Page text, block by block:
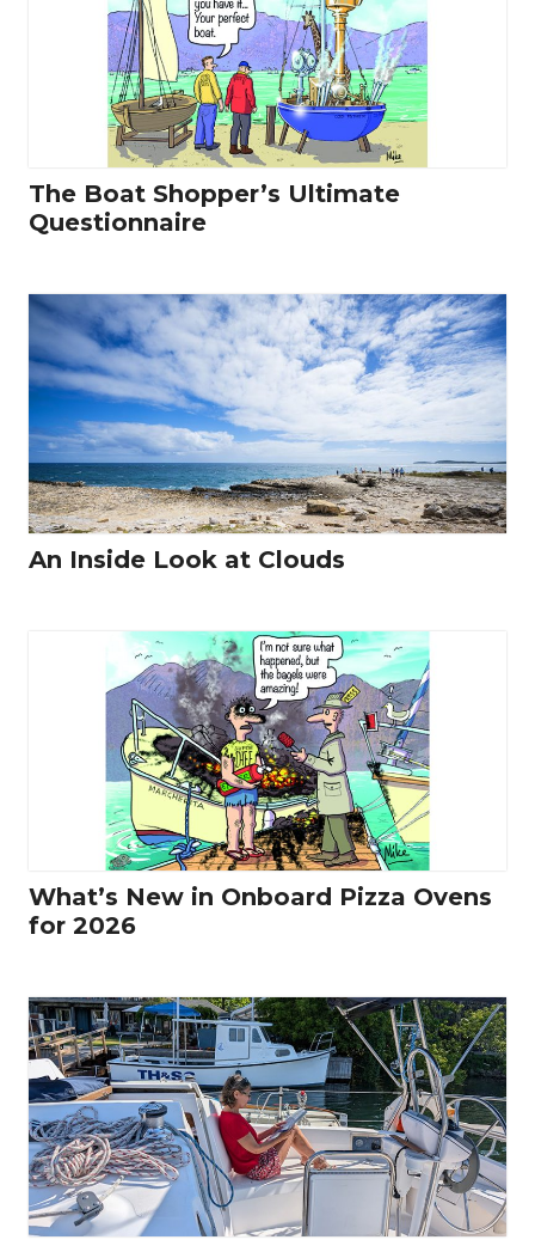
The Boat Shopper’s Ultimate
Questionnaire
An Inside Look at Clouds
What’s New in Onboard Pizza Ovens
for 2026